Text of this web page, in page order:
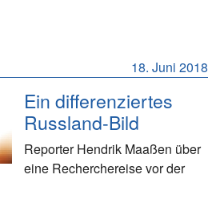
18. Juni 2018
Ein differenziertes
Russland-Bild
Reporter Hendrik Maaßen über
eine Recherchereise vor der